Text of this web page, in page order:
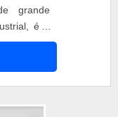
grande
é o
é ideal
por ser
indicado